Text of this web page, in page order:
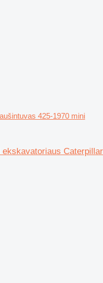
425-1970 mini
Caterpillar